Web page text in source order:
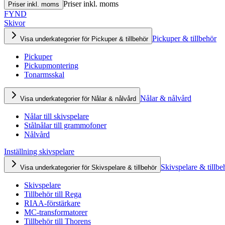
Priser inkl. moms Priser inkl. moms
FYND
Skivor
Visa underkategorier för Pickuper & tillbehör Pickuper & tillbehör
Pickuper
Pickupmontering
Tonarmsskal
Visa underkategorier för Nålar & nålvård Nålar & nålvård
Nålar till skivspelare
Stålnålar till grammofoner
Nålvård
Inställning skivspelare
Visa underkategorier för Skivspelare & tillbehör Skivspelare &
Skivspelare
Tillbehör till Rega
RIAA-förstärkare
MC-transformatorer
Tillbehör till Thorens